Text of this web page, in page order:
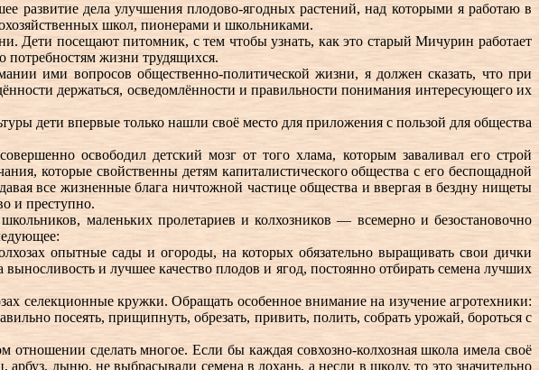
развитие дела улучшения плодово-ягодных растений, над которыми я работаю в
школ, пионерами и школьниками.
Дети посещают питомник, с тем чтобы узнать, как это старый Мичурин работает
потребностям жизни трудящихся.
ими вопросов общественно-политической жизни, я должен сказать, что при
держаться, осведомлённости и правильности понимания интересующего их
дети впервые только нашли своё место для приложения с пользой для общества
освободил детский мозг от того хлама, которым заваливал его строй
которые свойственны детям капиталистического общества с его беспощадной
все жизненные блага ничтожной частице общества и ввергая в бездну нищеты
и преступно.
маленьких пролетариев и колхозников — всемерно и безостановочно
опытные сады и огороды, на которых обязательно выращивать свои дички
и лучшее качество плодов и ягод, постоянно отбирать семена лучших
селекционные кружки. Обращать особенное внимание на изучение агротехники:
посеять, прищипнуть, обрезать, привить, полить, собрать урожай, бороться с
отношении сделать многое. Если бы каждая совхозно-колхозная школа имела своё
дыню, не выбрасывали семена в лохань, а несли в школу, то это значительно